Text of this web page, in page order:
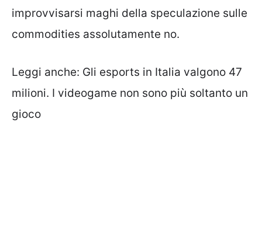
improvvisarsi maghi della speculazione sulle
commodities assolutamente no.
Leggi anche: Gli esports in Italia valgono 47
milioni. I videogame non sono più soltanto un
gioco